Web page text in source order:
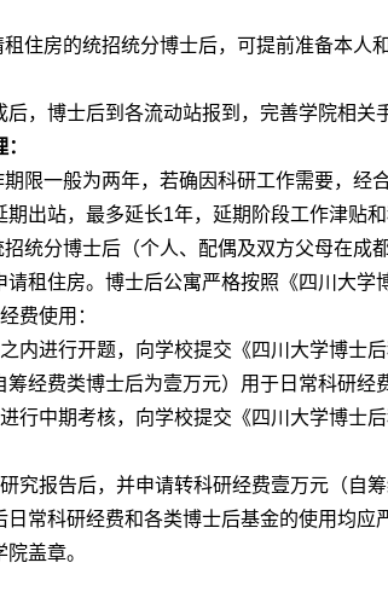
住房的统招统分博士后，可提前准备本
后，博士后到各流动站报到，完善学院相关
限一般为两年，若确因科研工作需要，经
出站，最多延长1年，延期阶段工作津贴
统分博士后（个人、配偶及双方父母在
租住房。博士后公寓严格按照《四川大学
费使用：
之内进行开题，向学校提交《四川大学博
经费类博士后为壹万元）用于日常科研经
进行中期考核，向学校提交《四川大学博士
研究报告后，并申请转科研经费壹万元（自
日常科研经费和各类博士后基金的使用均
盖章。